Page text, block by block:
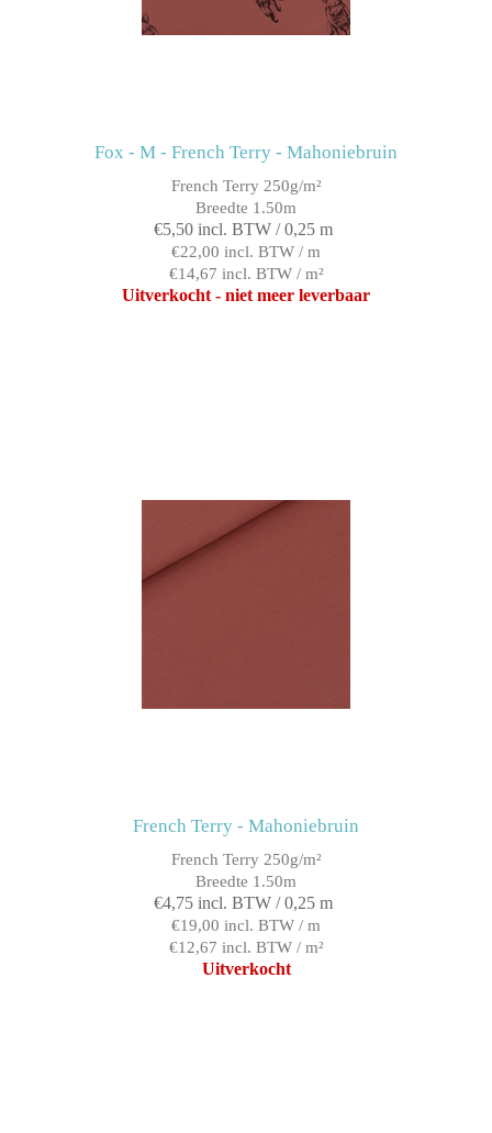
Fox - M - French Terry - Mahoniebruin
French Terry 250g/m²
Breedte 1.50m
€5,50 incl. BTW / 0,25 m
€22,00 incl. BTW / m
€14,67 incl. BTW / m²
Uitverkocht - niet meer leverbaar
French Terry - Mahoniebruin
French Terry 250g/m²
Breedte 1.50m
€4,75 incl. BTW / 0,25 m
€19,00 incl. BTW / m
€12,67 incl. BTW / m²
Uitverkocht